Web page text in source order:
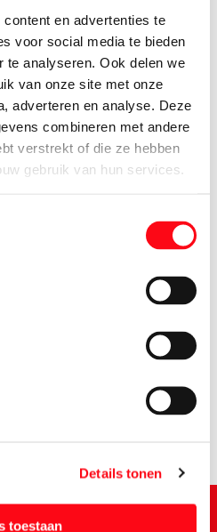
en advertenties te
voor social media te bieden
te analyseren. Ook delen we
van onze site met onze
adverteren en analyse. Deze
combineren met andere
verstrekt of die ze hebben
gebruik van hun services.
Details tonen
toestaan